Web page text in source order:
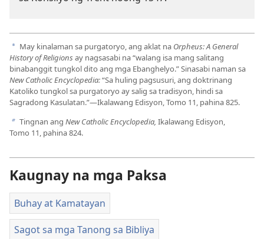
a May kinalaman sa purgatoryo, ang aklat na Orpheus: A General
History of Religionsay nagsasabi na “walang isa mang salitang
binabanggit tungkol dito ang mga Ebanghelyo.” Sinasabi naman sa
New Catholic Encyclopedia:“Sa huling pagsusuri, ang doktrinang
Katoliko tungkol sa purgatoryo ay salig sa tradisyon, hindi sa
Sagradong Kasulatan.”—Ikalawang Edisyon, Tomo 11, pahina 825.
b Tingnan ang New Catholic Encyclopedia, Ikalawang Edisyon,
Tomo 11, pahina 824.
Kaugnay na mga Paksa
Buhay at Kamatayan
Sagot sa mga Tanong sa Bibliya